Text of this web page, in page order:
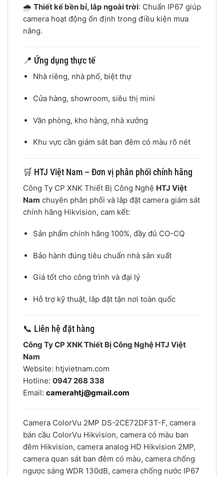
🌧️ Thiết kế bền bỉ, lắp ngoài trời: Chuẩn IP67 giúp
camera hoạt động ổn định trong điều kiện mưa
nắng.
📍 Ứng dụng thực tế
Nhà riêng, nhà phố, biệt thự
Cửa hàng, showroom, siêu thị mini
Văn phòng, kho hàng, nhà xưởng
Khu vực cần giám sát ban đêm có màu rõ nét
🛒 HTJ Việt Nam – Đơn vị phân phối chính hãng
Công Ty CP XNK Thiết Bị Công Nghệ HTJ Việt
Nam chuyên phân phối và lắp đặt camera giám sát
chính hãng Hikvision, cam kết:
Sản phẩm chính hãng 100%, đầy đủ CO-CQ
Bảo hành đúng tiêu chuẩn nhà sản xuất
Giá tốt cho công trình và đại lý
Hỗ trợ kỹ thuật, lắp đặt tận nơi toàn quốc
📞 Liên hệ đặt hàng
Công Ty CP XNK Thiết Bị Công Nghệ HTJ Việt
Nam
Website: htjvietnam.com
Hotline: 0947 268 338
Email: camerahtj@gmail.com
Camera ColorVu 2MP DS-2CE72DF3T-F, camera
bán cầu ColorVu Hikvision, camera có màu ban
đêm Hikvision, camera analog HD Hikvision 2MP,
camera quan sát ban đêm có màu, camera chống
ngược sáng WDR 130dB, camera chống nước IP67